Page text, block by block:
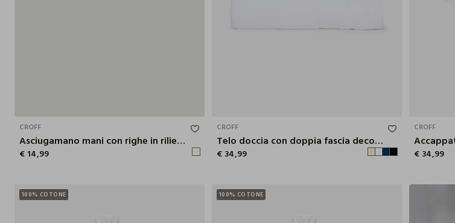
CROFF
Asciugamano mani con righe in rilievo
€ 14,99
CROFF
Telo doccia con doppia fascia decorativa
€ 34,99
CROFF
€ 34,99
100% COTONE 100% COTONE